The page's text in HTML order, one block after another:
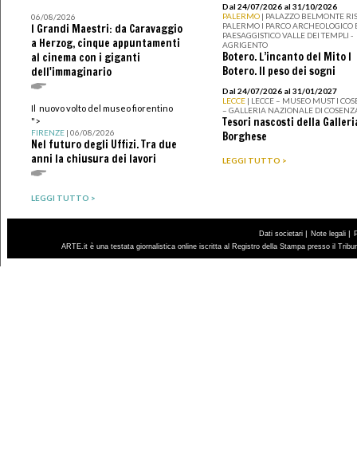
06/08/2026
I Grandi Maestri: da Caravaggio
a Herzog, cinque appuntamenti
al cinema con i giganti
dell'immaginario
Il nuovo volto del museo fiorentino
">
FIRENZE| 06/08/2026
Nel futuro degli Uffizi. Tra due
anni la chiusura dei lavori
LEGGI TUTTO >
Dal 24/07/2026 al 31/10/2026
PALERMO | PALAZZO BELMONTE
PALERMO I PARCO ARCHEOLOGICO
PAESAGGISTICO VALLE DEI TEMPLI -
AGRIGENTO
Botero. L’incanto del Mito I
Botero. Il peso dei sogni
Dal 24/07/2026 al 31/01/2027
LECCE | LECCE – MUSEO MUST I
– GALLERIA NAZIONALE DI
Tesori nascosti della
Borghese
LEGGI TUTTO >
Dati societari | Note legali |
ARTE.it è una testata giornalistica online iscritta al Registro della Stampa presso il